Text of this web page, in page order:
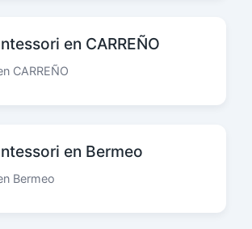
en CARREÑO
CARREÑO
en Bermeo
Bermeo